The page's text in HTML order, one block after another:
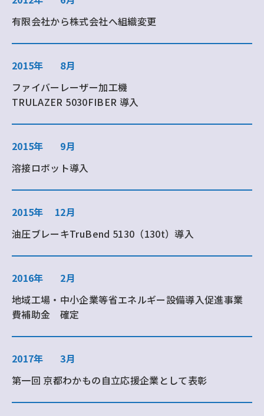
有限会社から株式会社へ組織変更
2015年
8月
ファイバーレーザー加工機
TRULAZER 5030FIBER 導入
2015年
9月
溶接ロボット導入
2015年
12月
油圧ブレーキTruBend 5130（130t）導入
2016年
2月
地域工場・中小企業等省エネルギー設備導入促進事業
費補助金 確定
2017年
3月
第一回 京都わかもの自立応援企業として表彰